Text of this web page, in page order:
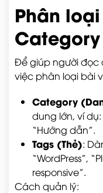
Phân
Để giúp người đọc
việc phân loại bài
Category
dung lớn, ví dụ:
“Hướng dẫn”.
Tags (Thẻ):
“WordPress”,
responsive”.
Cách quản lý: